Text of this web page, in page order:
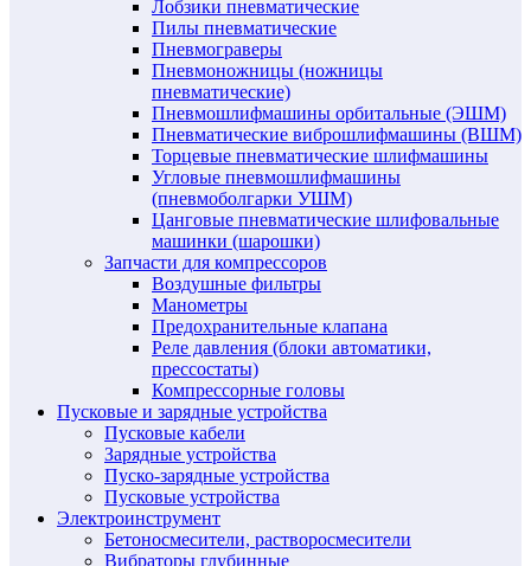
Лобзики пневматические
Пилы пневматические
Пневмограверы
Пневмоножницы (ножницы
пневматические)
Пневмошлифмашины орбитальные (ЭШМ)
Пневматические виброшлифмашины (ВШМ)
Торцевые пневматические шлифмашины
Угловые пневмошлифмашины
(пневмоболгарки УШМ)
Цанговые пневматические шлифовальные
машинки (шарошки)
Запчасти для компрессоров
Воздушные фильтры
Манометры
Предохранительные клапана
Реле давления (блоки автоматики,
прессостаты)
Компрессорные головы
Пусковые и зарядные устройства
Пусковые кабели
Зарядные устройства
Пуско-зарядные устройства
Пусковые устройства
Электроинструмент
Бетоносмесители, растворосмесители
Вибраторы глубинные